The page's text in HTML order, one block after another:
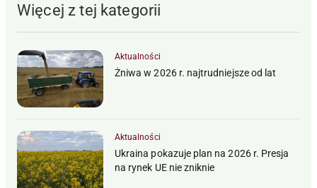
Więcej z tej kategorii
Aktualności
Żniwa w 2026 r. najtrudniejsze od lat
Aktualności
Ukraina pokazuje plan na 2026 r. Presja
na rynek UE nie zniknie